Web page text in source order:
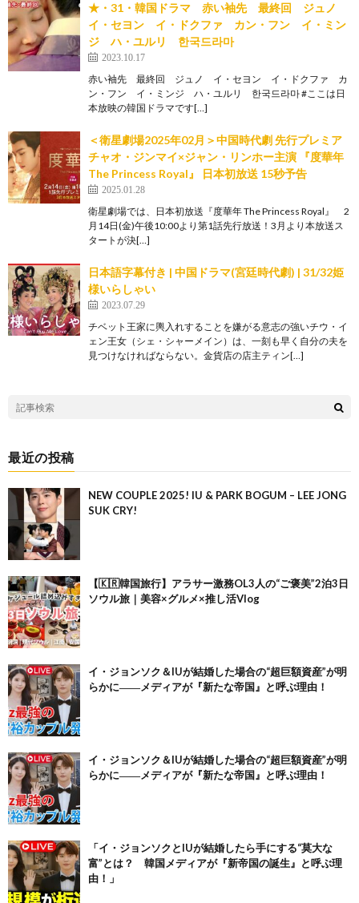
★・31・韓国ドラマ 赤い袖先 最終回 ジュノ
イ・セヨン イ・ドクファ カン・フン イ・ミン
ジ ハ・ユルリ 한국드라마
2023.10.17
赤い袖先 最終回 ジュノ イ・セヨン イ・ドクファ カ
ン・フン イ・ミンジ ハ・ユルリ 한국드라마 #ここは日
本放映の韓国ドラマです[…]
＜衛星劇場2025年02月＞中国時代劇 先行プレミア
チャオ・ジンマイ×ジャン・リンホー主演 『度華年
The Princess Royal』 日本初放送 15秒予告
2025.01.28
衛星劇場では、日本初放送『度華年 The Princess Royal』 2
月14日(金)午後10:00より第1話先行放送！3月より本放送ス
タートが決[…]
日本語字幕付き | 中国ドラマ(宮廷時代劇) | 31/32姫
様いらしゃい
2023.07.29
チベット王家に輿入れすることを嫌がる意志の強いチウ・イ
ェン王女（シェ・シャーメイン）は、一刻も早く自分の夫を
見つけなければならない。金貨店の店主ティン[…]
最近の投稿
NEW COUPLE 2025! IU & PARK BOGUM – LEE JONG
SUK CRY!
【🇰🇷韓国旅行】アラサー激務OL3人の“ご褒美”2泊3日
ソウル旅｜美容×グルメ×推し活Vlog
イ・ジョンソク＆IUが結婚した場合の“超巨額資産”が明
らかに――メディアが『新たな帝国』と呼ぶ理由！
イ・ジョンソク＆IUが結婚した場合の“超巨額資産”が明
らかに――メディアが『新たな帝国』と呼ぶ理由！
「イ・ジョンソクとIUが結婚したら手にする“莫大な
富”とは？ 韓国メディアが『新帝国の誕生』と呼ぶ理
由！」